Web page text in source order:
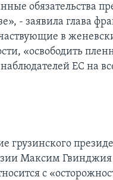
обязательства
- заявила глава
в
«освободить
ЕС на
грузинского
Максим
с